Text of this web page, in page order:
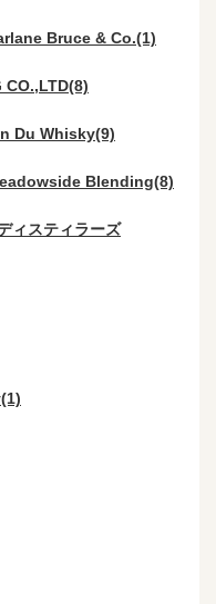
Bruce & Co.(1)
CO.,LTD(8)
Du Whisky(9)
Blending(8)
ィスティラーズ